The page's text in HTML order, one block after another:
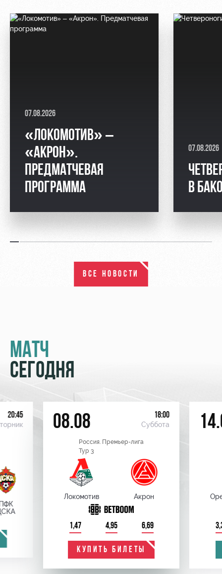
07.08.2026
«ЛОКОМОТИВ» –
«АКРОН».
ПРЕДМАТЧЕВАЯ
ПРОГРАММА
07.08.2026
В
ВСЕ НОВОСТИ
МАТЧ
СЕГОДНЯ
20:45 08.08 18:00
Суббота
Россия. Премьер-лига
Тур 3
Локомотив Акрон
1,47 4,95 6,69
КУПИТЬ БИЛЕТЫ